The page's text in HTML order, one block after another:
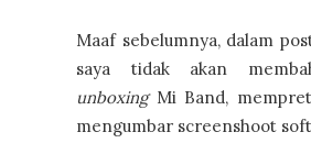
Maaf sebelumnya, dalam
saya tidak akan
unboxing Mi Band,
mengumbar screenshoot